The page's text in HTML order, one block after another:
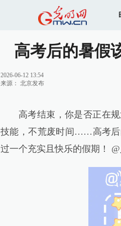
高考后的暑假
2026-06-12 13:54
来源： 北京发布
高考结束，你是否正在
技能，不荒废时间……高考后
过一个充实且快乐的假期！